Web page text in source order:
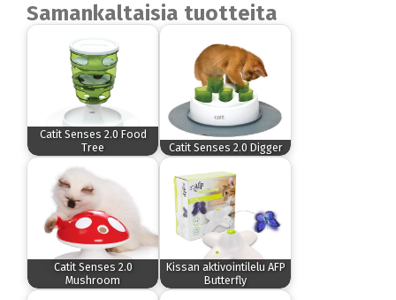
Samankaltaisia tuotteita
Catit Senses 2.0 Food
Tree
Catit Senses 2.0 Digger
Catit Senses 2.0
Mushroom
Kissan aktivointilelu AFP
Butterfly